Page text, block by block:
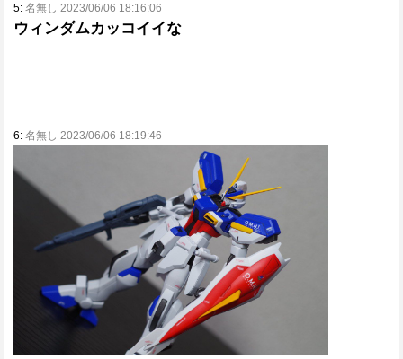
5: 名無し 2023/06/06 18:16:06
ウィンダムカッコイイな
6: 名無し 2023/06/06 18:19:46